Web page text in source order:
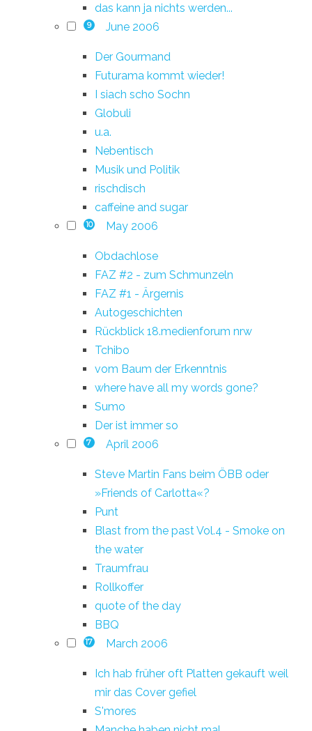
das kann ja nichts werden...
9 June 2006
Der Gourmand
Futurama kommt wieder!
I siach scho Sochn
Globuli
u.a.
Nebentisch
Musik und Politik
rischdisch
caffeine and sugar
10 May 2006
Obdachlose
FAZ #2 - zum Schmunzeln
FAZ #1 - Ärgernis
Autogeschichten
Rückblick 18.medienforum nrw
Tchibo
vom Baum der Erkenntnis
where have all my words gone?
Sumo
Der ist immer so
7 April 2006
Steve Martin Fans beim ÖBB oder
»Friends of Carlotta«?
Punt
Blast from the past Vol.4 - Smoke on
the water
Traumfrau
Rollkoffer
quote of the day
BBQ
17 March 2006
Ich hab früher oft Platten gekauft weil
mir das Cover gefiel
S'mores